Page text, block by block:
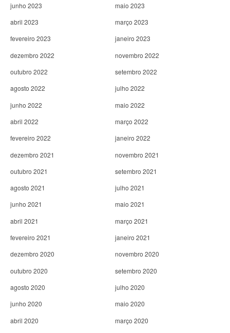
junho 2023
maio 2023
abril 2023
março 2023
fevereiro 2023
janeiro 2023
dezembro 2022
novembro 2022
outubro 2022
setembro 2022
agosto 2022
julho 2022
junho 2022
maio 2022
abril 2022
março 2022
fevereiro 2022
janeiro 2022
dezembro 2021
novembro 2021
outubro 2021
setembro 2021
agosto 2021
julho 2021
junho 2021
maio 2021
abril 2021
março 2021
fevereiro 2021
janeiro 2021
dezembro 2020
novembro 2020
outubro 2020
setembro 2020
agosto 2020
julho 2020
junho 2020
maio 2020
abril 2020
março 2020